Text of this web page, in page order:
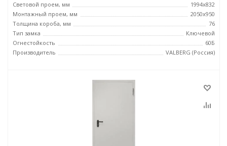
Световой проем, мм
1994x832
Монтажный проем, мм
2050x950
Толщина короба, мм
76
Тип замка
Ключевой
Огнестойкость
60Б
Производитель
VALBERG (Россия)